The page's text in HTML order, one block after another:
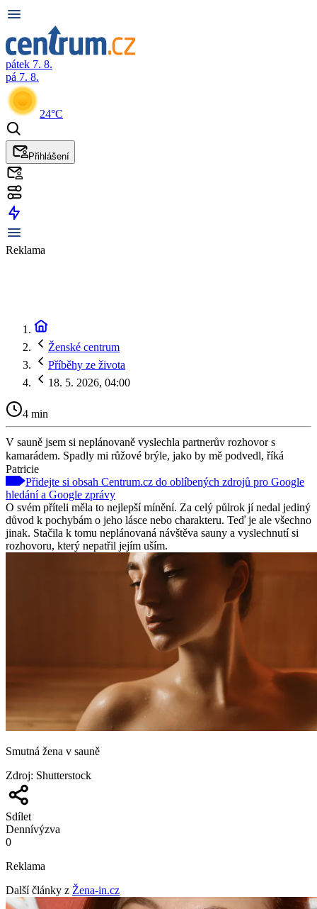
pátek 7. 8.
pá 7. 8.
24°C
Přihlášení
Reklama
Ženské centrum
Příběhy ze života
18. 5. 2026, 04:00
4 min
V sauně jsem si neplánovaně vyslechla partnerův rozhovor s
kamarádem. Spadly mi růžové brýle, jako by mě podvedl, říká
Patricie
Přidejte si obsah Centrum.cz do oblíbených zdrojů pro Google
hledání a Google zprávy
O svém příteli měla to nejlepší mínění. Za celý půlrok jí nedal jediný
důvod k pochybám o jeho lásce nebo charakteru. Teď je ale všechno
jinak. Stačila k tomu neplánovaná návštěva sauny a vyslechnutí si
rozhovoru, který nepatřil jejím uším.
Smutná žena v sauně
Zdroj: Shutterstock
Sdílet
Dennívýzva
0
Reklama
Další články z Žena-in.cz